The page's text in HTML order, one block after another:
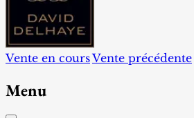
Vente en coursVente précédente
Menu